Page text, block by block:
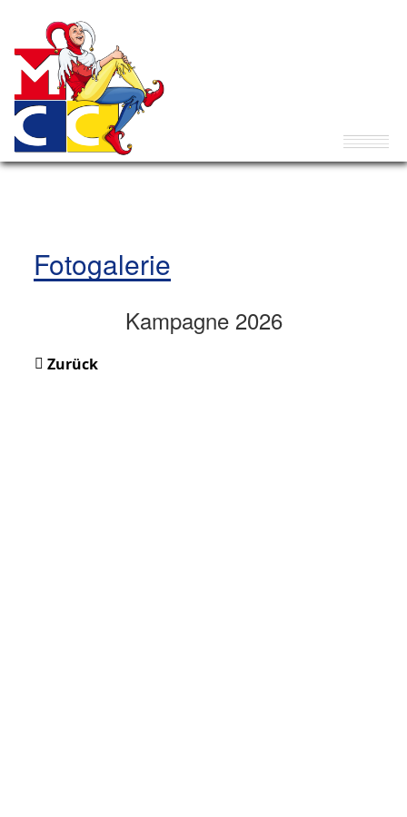
Fotogalerie
Kampagne 2026
Zurück